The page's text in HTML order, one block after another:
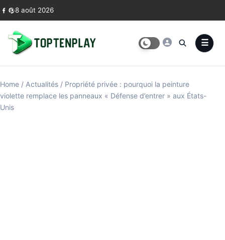
Skip to content
8 août 2026
Home / Actualités / Propriété privée : pourquoi la peinture
violette remplace les panneaux « Défense d’entrer » aux États-
Unis